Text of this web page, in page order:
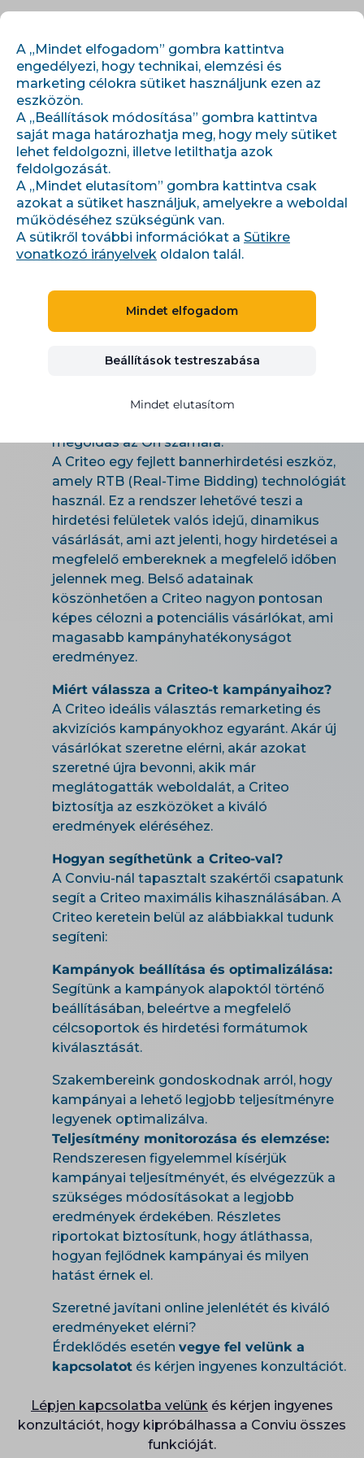
Szolgáltatások - Marketingkezelés
RTB RENDSZEREK - CRITEO
Mi a Criteo, és hogyan
működik?
Ha maximalizálni szeretné hirdetési
konverziókat és több látogatót vonzani
megoldás az Ön számára.
A Criteo egy fejlett bannerhirdetési eszköz,
amely RTB (Real-Time Bidding) technológiát
használ. Ez a rendszer lehetővé teszi a
hirdetési felületek valós idejű, dinamikus
vásárlását, ami azt jelenti, hogy hirdetései a
megfelelő embereknek a megfelelő időben
jelennek meg. Belső adatainak
köszönhetően a Criteo nagyon pontosan
képes célozni a potenciális vásárlókat, ami
magasabb kampányhatékonyságot
eredményez.
Miért válassza a Criteo-t kampányaihoz?
A Criteo ideális választás remarketing és
akvizíciós kampányokhoz egyaránt. Akár új
vásárlókat szeretne elérni, akár azokat
szeretné újra bevonni, akik már
meglátogatták weboldalát, a Criteo
biztosítja az eszközöket a kiváló
eredmények eléréséhez.
Hogyan segíthetünk a Criteo-val?
A Conviu-nál tapasztalt szakértői csapatunk
segít a Criteo maximális kihasználásában. A
Criteo keretein belül az alábbiakkal tudunk
segíteni:
Kampányok beállítása és optimalizálása:
Segítünk a kampányok alapoktól történő
beállításában, beleértve a megfelelő
célcsoportok és hirdetési formátumok
kiválasztását.
Szakembereink gondoskodnak arról, hogy
kampányai a lehető legjobb teljesítményre
legyenek optimalizálva.
Teljesítmény monitorozása és elemzése:
Rendszeresen figyelemmel kísérjük
kampányai teljesítményét, és elvégezzük a
szükséges módosításokat a legjobb
eredmények érdekében. Részletes
riportokat biztosítunk, hogy átláthassa,
hogyan fejlődnek kampányai és milyen
hatást érnek el.
Szeretné javítani online jelenlétét és kiváló
eredményeket elérni?
Érdeklődés esetén vegye fel velünk a
kapcsolatot és kérjen ingyenes konzultációt.
Lépjen kapcsolatba velünk és kérjen ingyenes
konzultációt, hogy kipróbálhassa a Conviu összes
funkcióját.
A „Mindet elfogadom” gombra kattintva
engedélyezi, hogy technikai, elemzési és
marketing célokra sütiket használjunk ezen az
eszközön.
A „Beállítások módosítása” gombra kattintva
saját maga határozhatja meg, hogy mely sütiket
lehet feldolgozni, illetve letilthatja azok
feldolgozását.
A „Mindet elutasítom” gombra kattintva csak
azokat a sütiket használjuk, amelyekre a weboldal
működéséhez szükségünk van.
A sütikről további információkat a Sütikre
vonatkozó irányelvek oldalon talál.
Mindet elfogadom
Beállítások testreszabása
Mindet elutasítom